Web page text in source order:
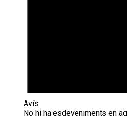
Avís
No hi ha esdeveniments en